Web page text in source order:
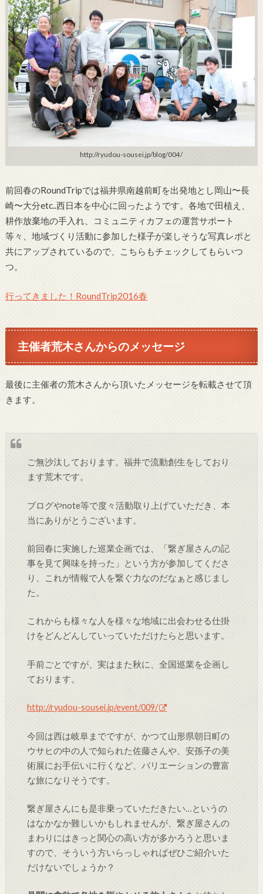
http://ryudou-sousei.jp/blog/004/
前回春のRoundTripでは福井県南越前町を出発地とし岡山〜長
崎〜大分etc..西日本を中心に回ったようです。各地で田植え、
耕作放棄地の手入れ、コミュニティカフェの運営サポート
等々、地域づくり活動に参加した様子が楽しそうな写真レポと
共にアップされているので、こちらもチェックしてもらいつ
つ。
行ってきました！RoundTrip2016春
主催者荒木さんからのメッセージ
最後に主催者の荒木さんから頂いたメッセージを転載させて頂
きます。
ご無沙汰しております。福井で流動創生をしており
ます荒木です。
ブログやnote等で度々活動取り上げていただき、本
当にありがとうございます。
前回春に実施した巡業企画では、「繋ぎ屋さんの記
事を見て興味を持った」という方が参加してくださ
り、これが情報で人を繋ぐ力なのだなぁと感じまし
た。
これからも様々な人を様々な地域に出会わせる仕掛
けをどんどんしていっていただけたらと思います。
手前ごとですが、実はまた秋に、全国巡業を企画し
ております。
http://ryudou-sousei.jp/event/009/
今回は西は岐阜までですが、かつて山形県朝日町の
ウサヒの中の人で知られた佐藤さんや、安孫子の美
術展にお手伝いに行くなど、バリエーションの豊富
な旅になりそうです。
繋ぎ屋さんにも是非乗っていただきたい…というの
はなかなか難しいかもしれませんが、繋ぎ屋さんの
まわりにはきっと関心の高い方が多かろうと思いま
すので、そういう方いらっしゃればぜひご紹介いた
だけないでしょうか？